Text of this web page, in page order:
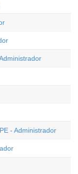
- Administrador